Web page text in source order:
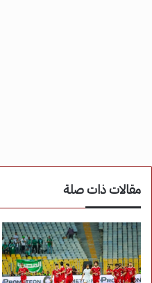
مقالات ذات صلة